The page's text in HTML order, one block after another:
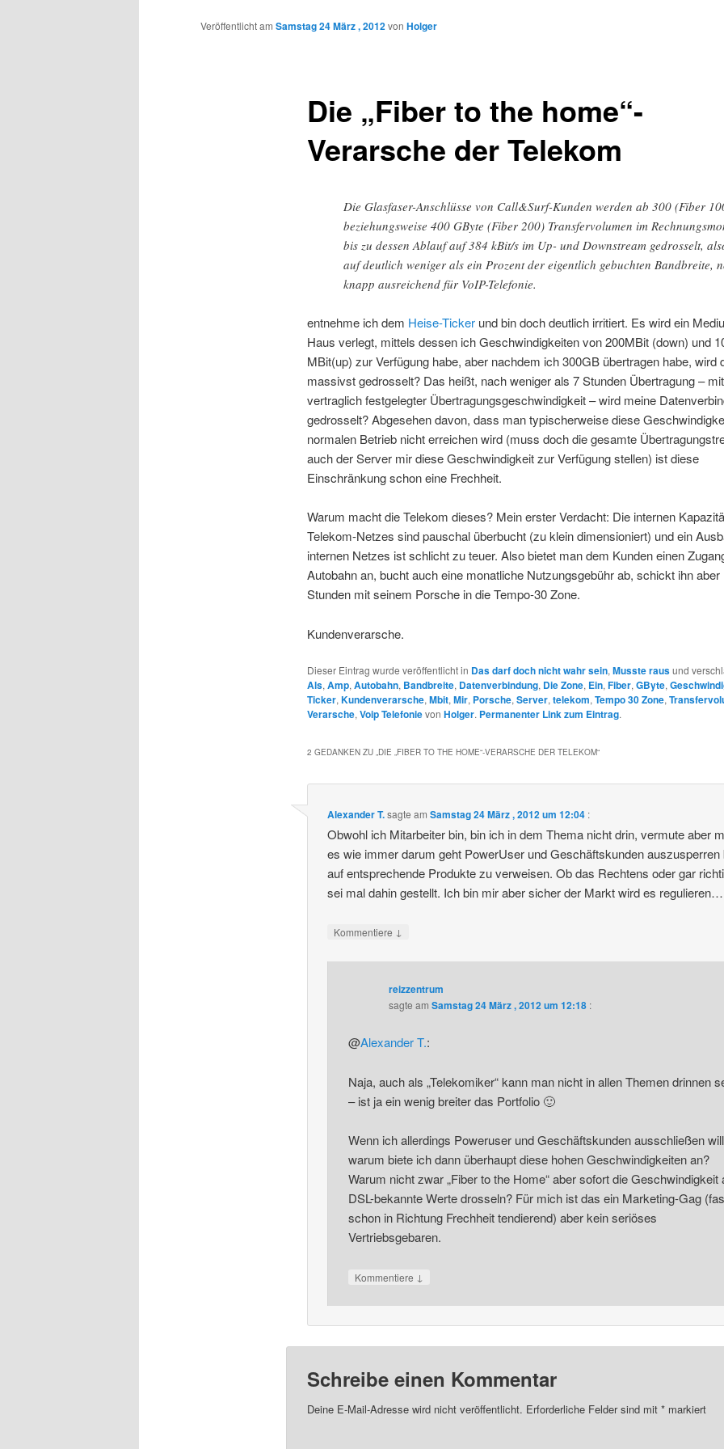
Inhalt
Die „Fiber to the home“-
Verarsche der Telekom
Veröffentlicht am Samstag 24 März , 2012von Holger
Die Glasfaser-Anschlüsse von Call&Surf-Kunden werden ab 300 (Fiber
beziehungsweise 400 GByte (Fiber 200) Transfervolumen im
bis zu dessen Ablauf auf 384 kBit/s im Up- und Downstream gedrosselt,
auf deutlich weniger als ein Prozent der eigentlich gebuchten Bandbreite,
knapp ausreichend für VoIP-Telefonie.
entnehme ich dem Heise-Tickerund bin doch deutlich irritiert. Es wird ein
Haus verlegt, mittels dessen ich Geschwindigkeiten von 200MBit (down) und
MBit(up) zur Verfügung habe, aber nachdem ich 300GB übertragen habe, wird
massivst gedrosselt? Das heißt, nach weniger als 7 Stunden Übertragung – mit
vertraglich festgelegter Übertragungsgeschwindigkeit – wird meine
gedrosselt? Abgesehen davon, dass man typischerweise diese
normalen Betrieb nicht erreichen wird (muss doch die gesamte
auch der Server mir diese Geschwindigkeit zur Verfügung stellen) ist diese
Einschränkung schon eine Frechheit.
Warum macht die Telekom dieses? Mein erster Verdacht: Die internen
Telekom-Netzes sind pauschal überbucht (zu klein dimensioniert) und ein
internen Netzes ist schlicht zu teuer. Also bietet man dem Kunden einen
Autobahn an, bucht auch eine monatliche Nutzungsgebühr ab, schickt ihn aber
Stunden mit seinem Porsche in die Tempo-30 Zone.
Kundenverarsche.
Dieser Eintrag wurde veröffentlicht in Das darf doch nicht wahr sein, Musste rausund
Als, Amp, Autobahn, Bandbreite, Datenverbindung, Die Zone, Ein, Fiber, GByte,
Ticker, Kundenverarsche, Mbit, Mir, Porsche, Server, telekom, Tempo 30 Zone,
Verarsche, Voip Telefonievon Holger. Permanenter Link zum Eintrag.
2 GEDANKEN ZU „ DIE „FIBER TO THE HOME“-VERARSCHE DER TELEKOM“
Alexander T.sagte amSamstag 24 März , 2012 um 12:04 :
Obwohl ich Mitarbeiter bin, bin ich in dem Thema nicht drin, vermute aber
es wie immer darum geht PowerUser und Geschäftskunden auszusperren
auf entsprechende Produkte zu verweisen. Ob das Rechtens oder gar
sei mal dahin gestellt. Ich bin mir aber sicher der Markt wird es
Kommentiere ↓
reizzentrum
sagte am Samstag 24 März , 2012 um 12:18 :
@Alexander T.:
Naja, auch als „Telekomiker“ kann man nicht in allen Themen drinnen
– ist ja ein wenig breiter das Portfolio 🙂
Wenn ich allerdings Poweruser und Geschäftskunden ausschließen
warum biete ich dann überhaupt diese hohen Geschwindigkeiten an?
Warum nicht zwar „Fiber to the Home“ aber sofort die Geschwindigkeit
DSL-bekannte Werte drosseln? Für mich ist das ein Marketing-Gag
schon in Richtung Frechheit tendierend) aber kein seriöses
Vertriebsgebaren.
Kommentiere ↓
Schreibe einen Kommentar
Deine E-Mail-Adresse wird nicht veröffentlicht. Erforderliche Felder sind mit *markiert